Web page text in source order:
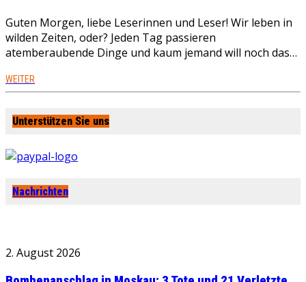
Guten Morgen, liebe Leserinnen und Leser! Wir leben in
wilden Zeiten, oder? Jeden Tag passieren
atemberaubende Dinge und kaum jemand will noch das…
WEITER
Unterstützen Sie uns
Nachrichten
2. August 2026